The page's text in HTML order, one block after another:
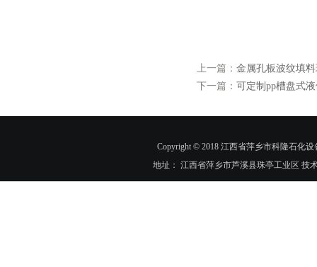
上一篇： 金属孔板波纹填
下一篇： 可定制pp槽盘式
Copyright © 2018 江西省萍乡市科隆石化
地址： 江西省萍乡市芦溪县珠亭工业区 技